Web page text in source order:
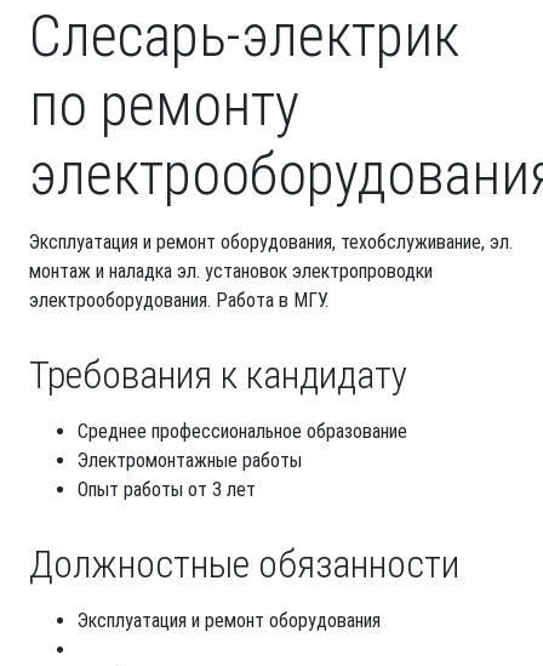
Слесарь-электрик
по ремонту
Эксплуатация и ремонт оборудования, техобслуживание, эл.
монтаж и наладка эл. установок электропроводки
электрооборудования. Работа в МГУ.
Требования к кандидату
Среднее профессиональное образование
Электромонтажные работы
Опыт работы от 3 лет
Должностные обязанности
Эксплуатация и ремонт оборудования